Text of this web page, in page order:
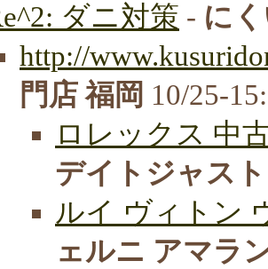
ダニ対策 - に
http://
門店 福岡 10/25-
ロレックス 中
デイトジャスト
ルイ ヴィトン
ェルニ アマラ